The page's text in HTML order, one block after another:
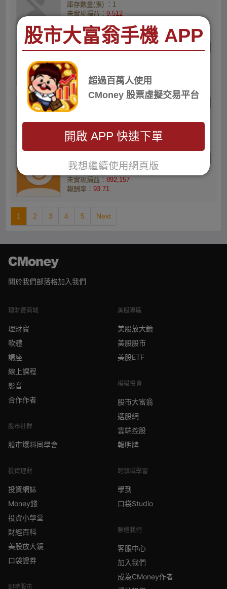
庫存數量(張) ：1
未實現損益： 9,512
機率學加油的小資族
庫存數量(張) ：70
未實現損益：
報酬率：101.36
xya63yv8a1的小資族
未實現損益：8,941
報酬率：94.12
林彥宏的小資族
庫存數量(張) ：100
未實現損益： 892,157
報酬率： 93.71
1 2 3 4 5 Next
關於我們部落格加入我們
理財寶商城
理財寶
軟體
講座
線上課程
影音
合作作者
股市社群
股市爆料同學會
投資理財
投資網誌
Money錢
投資小學堂
財經百科
美股放大鏡
口袋證券
即時股市
美股專區
美股放大鏡
美股股市
美股ETF
模擬投資
股市大富翁
選股網
雲端控股
報明牌
跨領域學習
學到
口袋Studio
聯絡我們
客服中心
加入我們
成為CMoney作者
股市大富翁手機 APP
超過百萬人使用
CMoney 股票虛擬交易平台
開啟 APP 快速下單
我想繼續使用網頁版